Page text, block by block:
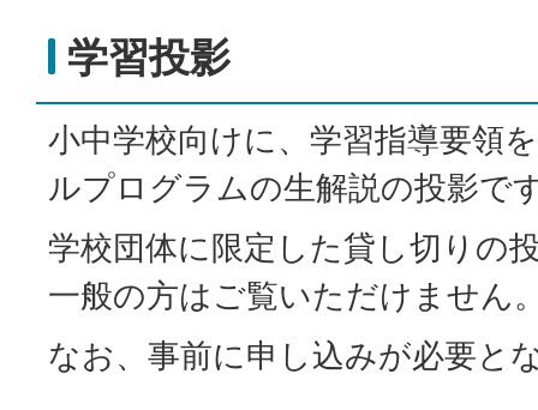
学習投影
小中学校向けに、学習指導要領
ルプログラムの生解説の投影で
学校団体に限定した貸し切りの
一般の方はご覧いただけません
なお、事前に申し込みが必要と